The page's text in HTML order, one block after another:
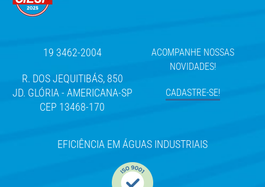
19 3462-2004
R. DOS JEQUITIBÁS, 850
JD. GLÓRIA - AMERICANA-SP
CEP 13468-170
ACOMPANHE NOSSAS
NOVIDADES!
CADASTRE-SE!
EFICIÊNCIA EM ÁGUAS INDUSTRIAIS